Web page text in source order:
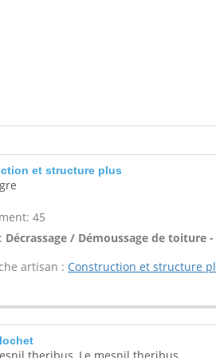
et structure plus
45
Décrassage / Démoussage de toiture -
artisan : Construction et structure